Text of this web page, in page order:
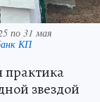
по 31 мая
КП
практика
звездой